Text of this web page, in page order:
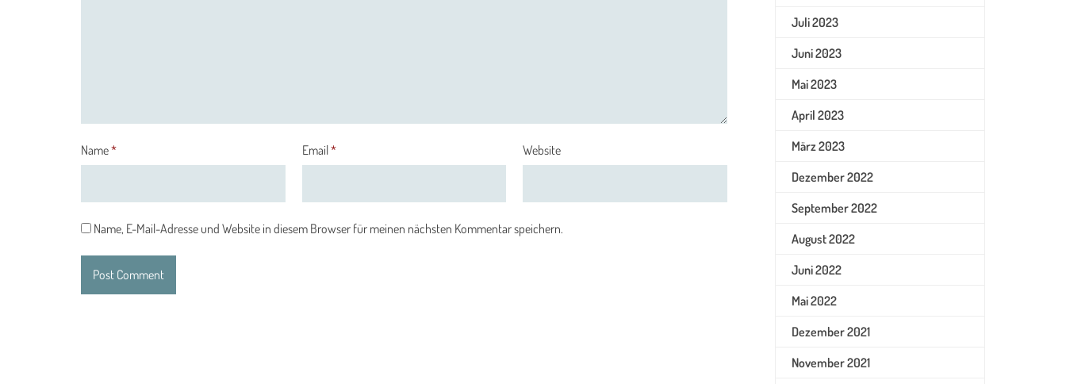
Name* Email* Website
Name, E-Mail-Adresse und Website in diesem Browser für meinen nächsten Kommentar speichern.
Juli 2023
Juni 2023
Mai 2023
April 2023
März 2023
Dezember 2022
September 2022
August 2022
Juni 2022
Mai 2022
Dezember 2021
November 2021